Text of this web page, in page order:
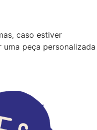
caso estiver
peça personalizada